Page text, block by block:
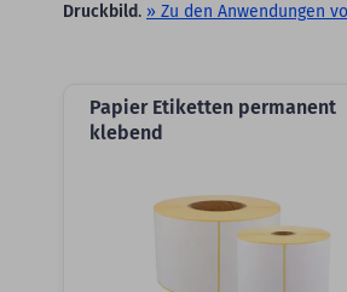
Druckbild. » Zu den Anwendungen
Papier Etiketten permanent
klebend